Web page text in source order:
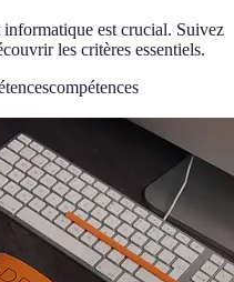
est crucial. Suivez
les critères essentiels.
compétences